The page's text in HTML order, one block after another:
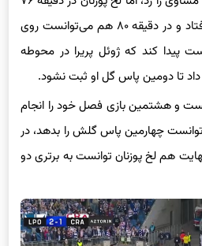
با زدن گل دوم دوباره پیش افتاد و در دقیقه ۸۰ هم می‌توانست روی
پیدا کند که ژوئل پریرا در محوطه
تا دومین پاس گل او ثبت نشود.
و هشتمین بازی فصل خود را انجام
توانست چهارمین پاس گلش را بدهد، در
نهایت هم لخ پوزنان توانست به برتری دو